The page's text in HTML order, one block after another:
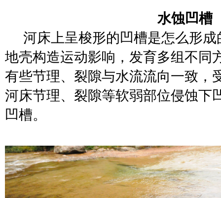
水蚀凹槽
河床上呈梭形的凹槽是怎么形
地壳构造运动影响，发育多组不同
有些节理、裂隙与水流流向一致，
河床节理、裂隙等软弱部位侵蚀下
凹槽。